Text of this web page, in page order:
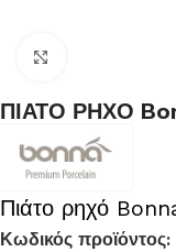
ΠΙΑΤΟ ΡΗΧΟ
Πιάτο ρηχό
Κωδικός προϊόντος: